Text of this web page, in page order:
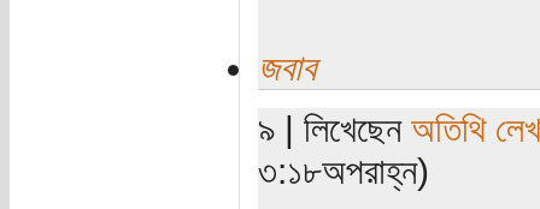
জবাব
৯ | লিখেছেন অতিথি
৩:১৮অপরাহ্ন)